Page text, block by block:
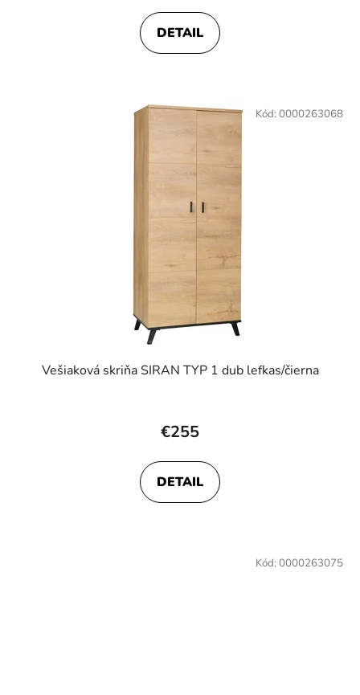
DETAIL
Vešiaková skriňa SIRAN TYP 1 dub lefkas/čierna
€255
DETAIL
Kód: 0000263068
Kód: 0000263075